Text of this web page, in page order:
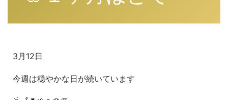
3月12日
今週は穏やかな日が続いています